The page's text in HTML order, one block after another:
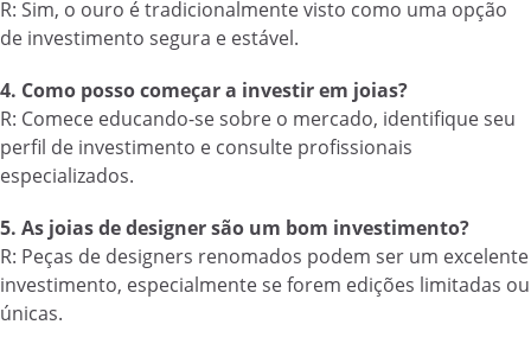
R: Sim, o ouro é tradicionalmente visto como uma opção
de investimento segura e estável.
4. Como posso começar a investir em joias?
R: Comece educando-se sobre o mercado, identifique seu
perfil de investimento e consulte profissionais
especializados.
5. As joias de designer são um bom investimento?
R: Peças de designers renomados podem ser um excelente
investimento, especialmente se forem edições limitadas ou
únicas.